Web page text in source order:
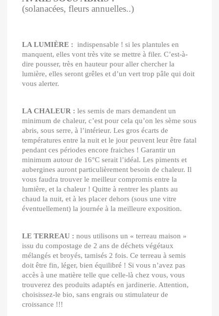
(solanacées, fleurs annuelles..)
LA LUMIÈRE : indispensable ! si les plantules en
manquent, elles vont très vite se mettre à filer. C’est-à-
dire pousser, très en hauteur pour aller chercher la
lumière, elles seront grêles et d’un vert trop pâle qui doit
vous alerter.
LA CHALEUR : les semis de mars demandent un
minimum de chaleur, c’est pour cela qu’on les sème sous
abris, sous serre, à l’intérieur. Les gros écarts de
températures entre la nuit et le jour peuvent leur être fatal
pendant ces périodes encore fraiches ! Garantir un
minimum autour de 16°C serait l’idéal. Les piments et
aubergines auront particulièrement besoin de chaleur. Il
vous faudra trouver le meilleur compromis entre la
lumière, et la chaleur ! Quitte à rentrer les plants au
chaud la nuit, et à les placer dehors (sous une vitre
éventuellement) la journée à la meilleure exposition.
LE TERREAU : nous utilisons un « terreau maison »
issu du compostage de 2 ans de déchets végétaux
mélangés et broyés, tamisés 2 fois. Ce terreau à semis
doit être fin, léger, bien équilibré ! Si vous n’avez pas
accès à une matière telle que celle-là chez vous, vous
trouverez des produits adaptés en jardinerie. Attention,
choisissez-le bio, sans engrais ou stimulateur de
croissance !!!